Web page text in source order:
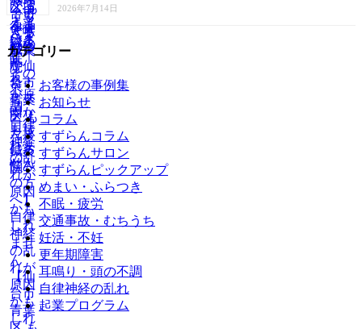
2026年7月14日
カテゴリー
お客様の事例集
お知らせ
コラム
すずらんコラム
すずらんサロン
すずらんピックアップ
めまい・ふらつき
不眠・疲労
交通事故・むちうち
妊活・不妊
更年期障害
耳鳴り・頭の不調
自律神経の乱れ
起業プログラム